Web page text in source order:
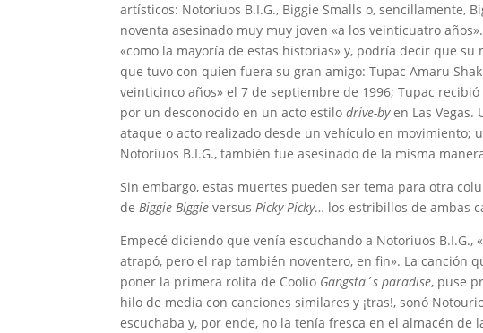
artísticos: Notoriuos B.I.G., Biggie Smalls o, sencillamente,
noventa asesinado muy muy joven «a los veinticuatro
«como la mayoría de estas historias» y, podría decir que
que tuvo con quien fuera su gran amigo: Tupac Amaru
veinticinco años» el 7 de septiembre de 1996; Tupac
por un desconocido en un acto estilodrive-byen Las Vegas.
ataque o acto realizado desde un vehículo en movimiento;
Notoriuos B.I.G., también fue asesinado de la misma
Sin embargo, estas muertes pueden ser tema para otra
deBiggie Biggie versusPicky Picky… los estribillos de ambas
Empecé diciendo que venía escuchando a Notoriuos B.I.G.,
atrapó, pero el rap también noventero, en fin». La canción
poner la primera rolita de Coolio Gangsta´s paradise, puse
hilo de media con canciones similares y ¡tras!, sonó
escuchaba y, por ende, no la tenía fresca en el almacén de